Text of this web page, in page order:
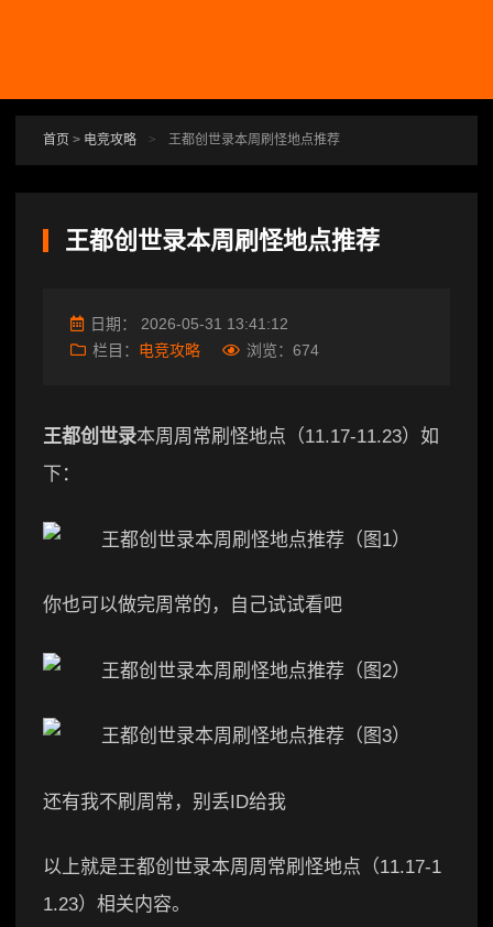
首页 > 电竞攻略 > 王都创世录本周刷怪地点推荐
王都创世录本周刷怪地点推荐
日期： 2026-05-31 13:41:12
栏目： 电竞攻略 浏览： 674
王都创世录本周周常刷怪地点（11.17-11.23）如
下：
你也可以做完周常的，自己试试看吧
还有我不刷周常，别丢ID给我
以上就是王都创世录本周周常刷怪地点（11.17-1
1.23）相关内容。